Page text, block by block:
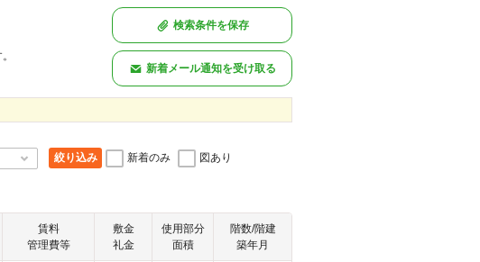
検索条件を保存
新着メール通知を受け取る
絞り込み 新着のみ 図あり
賃料
管理費等
敷金
礼金
使用部分
面積
階数/階建
築年月